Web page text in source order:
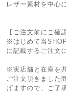
レザー素材を中心
【ご注文前にご確
※はじめて当
に記載するご注文
※実店舗と在庫を
ご注文頂きました
げますので、ご了